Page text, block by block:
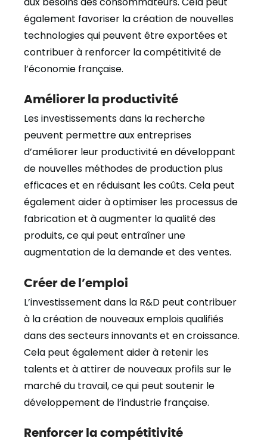
également favoriser la création de nouvelles
technologies qui peuvent être exportées et
contribuer à renforcer la compétitivité de
l’économie française.
Améliorer la productivité
Les investissements dans la recherche
peuvent permettre aux entreprises
d’améliorer leur productivité en développant
de nouvelles méthodes de production plus
efficaces et en réduisant les coûts. Cela peut
également aider à optimiser les processus de
fabrication et à augmenter la qualité des
produits, ce qui peut entraîner une
augmentation de la demande et des ventes.
Créer de l’emploi
L’investissement dans la R&D peut contribuer
à la création de nouveaux emplois qualifiés
dans des secteurs innovants et en croissance.
Cela peut également aider à retenir les
talents et à attirer de nouveaux profils sur le
marché du travail, ce qui peut soutenir le
développement de l’industrie française.
Renforcer la compétitivité